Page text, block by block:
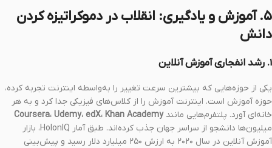
۵. آموزش و یادگیری: انقلاب در دموکراتیزه کردن
دانش
۱. رشد انفجاری آموزش آنلاین
یکی از حوزه‌هایی که بیشترین سرعت تغییر را به‌واسطه اینترنت تجربه کرده،
حوزه آموزش است. اینترنت آموزش را از کلاس‌های فیزیکی جدا کرد و به هر
خانه‌ای آورد. پلتفرم‌هایی مانندCoursera، Udemy، edX، Khan Academy
میلیون‌ها دانشجو از سراسر جهان جذب کرده‌اند. طبق آمار HolonIQ، بازار
آموزش آنلاین در سال ۲۰۲۰ به ارزش ۲۵۰ میلیارد دلار رسید و پیش‌بینی